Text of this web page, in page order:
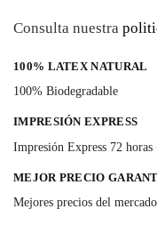
Consulta nuestra
100% LATEX NATURAL
100% Biodegradable
IMPRESIÓN EXPRESS
Impresión Express 72
MEJOR PRECIO
Mejores precios del